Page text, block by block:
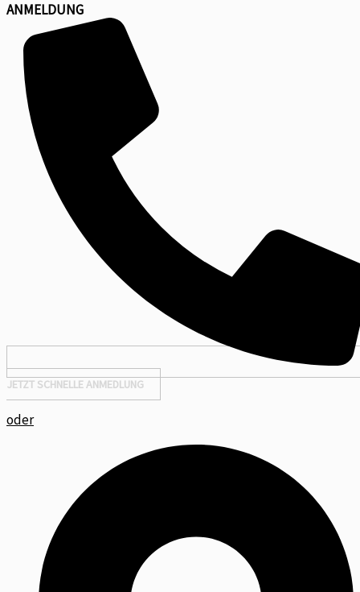
ANMELDUNG
JETZT SCHNELLE ANMEDLUNG
oder